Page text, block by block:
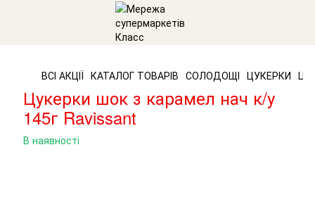
ВСІ АКЦІЇ КАТАЛОГ ТОВАРІВ СОЛОДОЩІ ЦУКЕРКИ
Цукерки шок з карамел нач к/у
145г Ravissant
В наявності